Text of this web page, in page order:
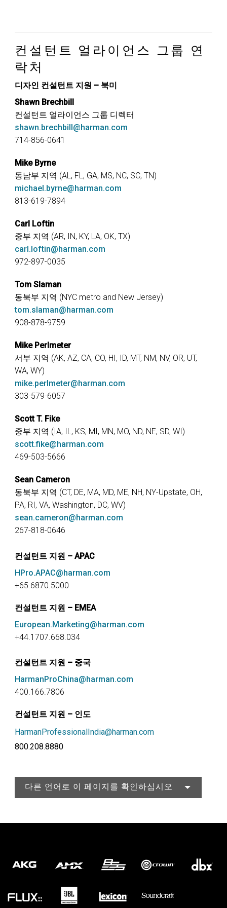
컨설턴트 얼라이언스 그룹 연
락처
디자인 컨설턴트 지원 – 북미
Shawn Brechbill
컨설턴트 얼라이언스 그룹 디렉터
shawn.brechbill@harman.com
714-856-0641
Mike Byrne
동남부 지역 (AL, FL, GA, MS, NC, SC, TN)
michael.byrne@harman.com
813-619-7894
Carl Loftin
중부 지역 (AR, IN, KY, LA, OK, TX)
carl.loftin@harman.com
972-897-0035
Tom Slaman
동북부 지역 (NYC metro and New Jersey)
tom.slaman@harman.com
908-878-9759
Mike Perlmeter
서부 지역 (AK, AZ, CA, CO, HI, ID, MT, NM, NV, OR, UT,
WA, WY)
mike.perlmeter@harman.com
303-579-6057
Scott T. Fike
중부 지역 (IA, IL, KS, MI, MN, MO, ND, NE, SD, WI)
scott.fike@harman.com
469-503-5666
Sean Cameron
동북부 지역 (CT, DE, MA, MD, ME, NH, NY-Upstate, OH,
PA, RI, VA, Washington, DC, WV)
sean.cameron@harman.com
267-818-0646
컨설턴트 지원 – APAC
HPro.APAC@harman.com
+65.6870.5000
컨설턴트 지원 – EMEA
European.Marketing@harman.com
+44.1707.668.034
컨설턴트 지원 – 중국
HarmanProChina@harman.com
400.166.7806
컨설턴트 지원 – 인도
HarmanProfessionalIndia@harman.com
800.208.8880
다른 언어로 이 페이지를 확인하십시오